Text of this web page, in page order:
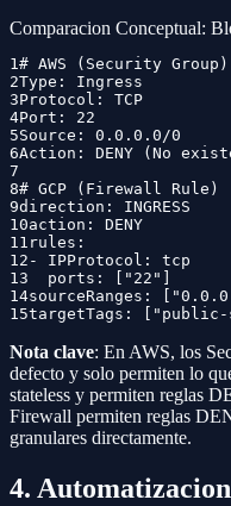
Comparacion Conceptual:
1# AWS (Security Group)
2Type: Ingress
3Protocol: TCP
4Port: 22
5Source: 0.0.0.0/0
6Action: DENY (No
7
8# GCP (Firewall Rule)
9direction: INGRESS
10action: DENY
11 rules:
12 - IPProtocol: tcp
13
  ports: ["22"]
14sourceRanges:
15targetTags: ["public-
Nota clave: En AWS, los
defecto y solo permiten lo
stateless y permiten reglas
Firewall permiten reglas
granulares directamente.
4.